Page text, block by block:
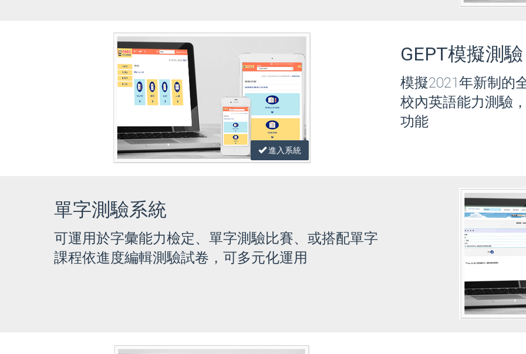
進入系統
GEPT模擬測驗
模擬2021年新制的
校內英語能力測驗
功能
單字測驗系統
可運用於字彙能力檢定、單字測驗比賽、或搭配單字
課程依進度編輯測驗試卷，可多元化運用